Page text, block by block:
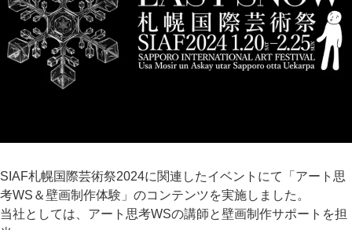
SIAF札幌国際芸術祭2024に関連したイベントにて「アート思
考WS＆壁画制作体験」のコンテンツを実施しました。
当社としては、アート思考WSの講師と壁画制作サポートを担